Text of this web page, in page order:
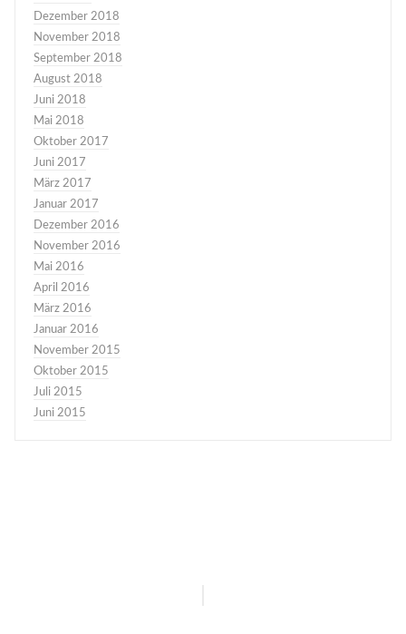
Dezember 2018
November 2018
September 2018
August 2018
Juni 2018
Mai 2018
Oktober 2017
Juni 2017
März 2017
Januar 2017
Dezember 2016
November 2016
Mai 2016
April 2016
März 2016
Januar 2016
November 2015
Oktober 2015
Juli 2015
Juni 2015